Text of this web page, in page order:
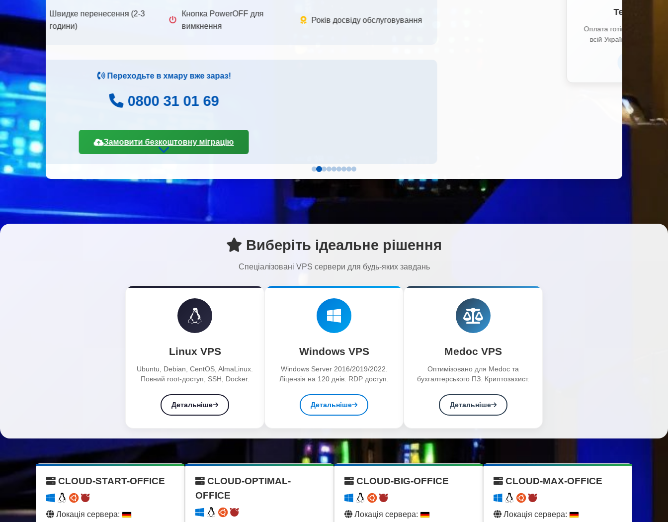
Термінали City24
Оплата готівкою у зручних терміналах по
Виберіть ідеальне рішення
Спеціалізовані VPS сервери для будь-яких завдань
Linux VPS
Ubuntu, Debian, CentOS, AlmaLinux.
Повний root-доступ, SSH, Docker.
Детальніше
Windows VPS
Windows Server 2016/2019/2022.
Ліцензія на 120 днів. RDP доступ.
Детальніше
Medoc VPS
Оптимізовано для Medoc та
бухгалтерського ПЗ. Криптозахист.
Детальніше
CLOUD-START-OFFICE
Локація сервера:
CLOUD-OPTIMAL-
OFFICE
CLOUD-BIG-OFFICE
Локація сервера:
CLOUD-MAX-OFFICE
Локація сервера: